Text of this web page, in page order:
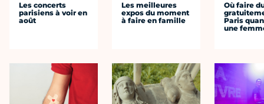
Les concerts
parisiens à voir en
août
Les meilleures
expos du moment
à faire en famille
Où faire
Paris
une